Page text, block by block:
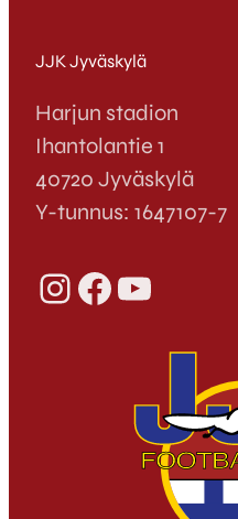
JJK Jyväskylä
Harjun stadion
Ihantolantie 1
40720 Jyväskylä
Y-tunnus: 1647107-7
InstagramFacebook YouTube